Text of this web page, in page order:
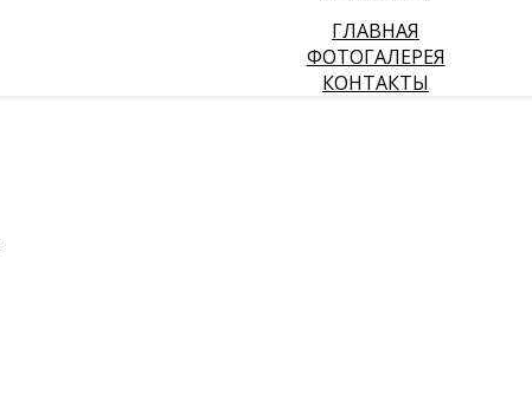
ГЛАВНАЯ
ФОТОГАЛЕРЕЯ
КОНТАКТЫ